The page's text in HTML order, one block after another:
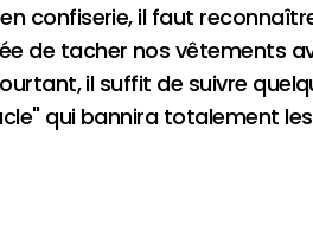
confiserie, il faut
de tacher nos vêtements
il suffit de suivre
qui bannira totalement les